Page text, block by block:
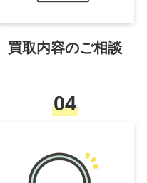
買取内容のご相談
04